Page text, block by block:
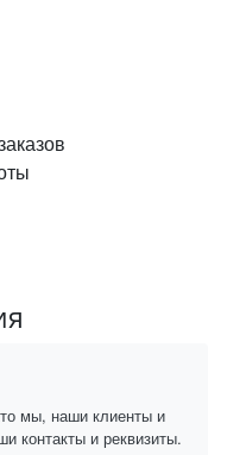
мы, наши клиенты и
контакты и реквизиты.